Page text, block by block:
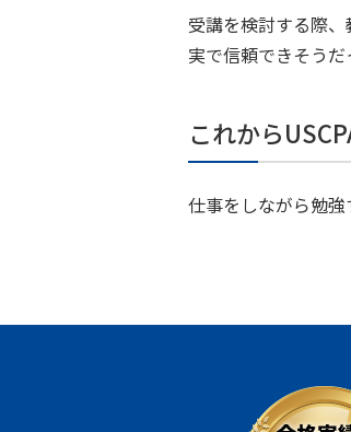
受講を検討する際
実で信頼できそうだ
これから
仕事をしながら勉